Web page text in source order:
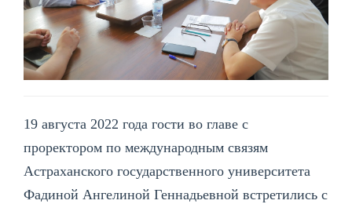
19 августа 2022 года гости во главе с
проректором по международным связям
Астраханского государственного университета
Фадиной Ангелиной Геннадьевной встретились с